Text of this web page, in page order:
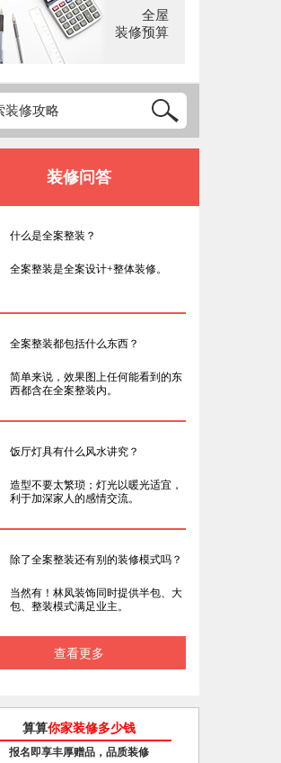
全屋
装修预算
装修问答
什么是全案整装？
全案整装是全案设计+整体装修。
全案整装都包括什么东西？
简单来说，效果图上任何能看到的东
西都含在全案整装内。
饭厅灯具有什么风水讲究？
造型不要太繁琐；灯光以暖光适宜，
利于加深家人的感情交流。
除了全案整装还有别的装修模式吗？
当然有！林凤装饰同时提供半包、大
包、整装模式满足业主。
查看更多
算算你家装修多少钱
报名即享丰厚赠品，品质装修